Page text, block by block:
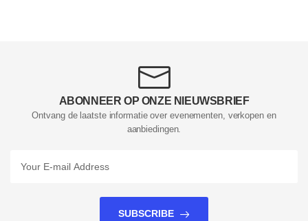
ABONNEER OP ONZE NIEUWSBRIEF
Ontvang de laatste informatie over evenementen, verkopen en
aanbiedingen.
SUBSCRIBE